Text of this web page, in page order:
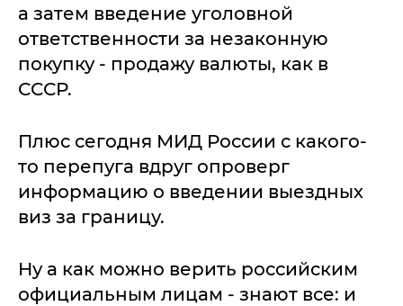
а затем введение уголовной
ответственности за незаконную
покупку - продажу валюты, как в
СССР.
Плюс сегодня МИД России с какого-
то перепуга вдруг опроверг
информацию о введении выездных
виз за границу.
Ну а как можно верить российским
официальным лицам - знают все: и